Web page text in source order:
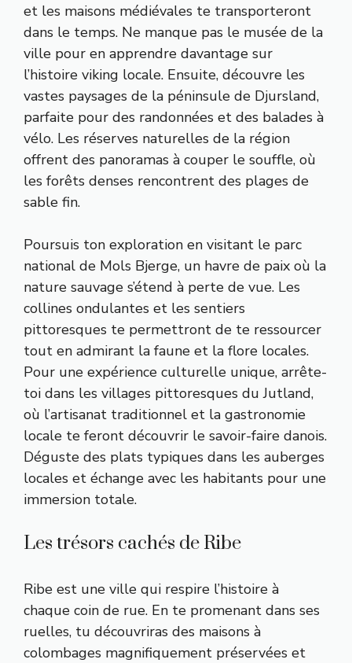
et les maisons médiévales te transporteront
dans le temps. Ne manque pas le musée de la
ville pour en apprendre davantage sur
l’histoire viking locale. Ensuite, découvre les
vastes paysages de la péninsule de Djursland,
parfaite pour des randonnées et des balades à
vélo. Les réserves naturelles de la région
offrent des panoramas à couper le souffle, où
les forêts denses rencontrent des plages de
sable fin.
Poursuis ton exploration en visitant le parc
national de Mols Bjerge, un havre de paix où la
nature sauvage s’étend à perte de vue. Les
collines ondulantes et les sentiers
pittoresques te permettront de te ressourcer
tout en admirant la faune et la flore locales.
Pour une expérience culturelle unique, arrête-
toi dans les villages pittoresques du Jutland,
où l’artisanat traditionnel et la gastronomie
locale te feront découvrir le savoir-faire danois.
Déguste des plats typiques dans les auberges
locales et échange avec les habitants pour une
immersion totale.
Les trésors cachés de Ribe
Ribe est une ville qui respire l’histoire à
chaque coin de rue. En te promenant dans ses
ruelles, tu découvriras des maisons à
colombages magnifiquement préservées et